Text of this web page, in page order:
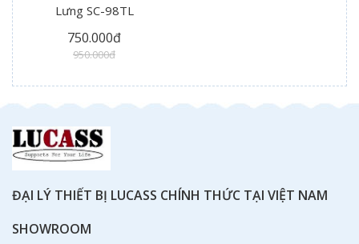
Lưng SC-98TL
750.000đ
950.000đ
ĐẠI LÝ THIẾT BỊ LUCASS CHÍNH THỨC TẠI VIỆT NAM
SHOWROOM